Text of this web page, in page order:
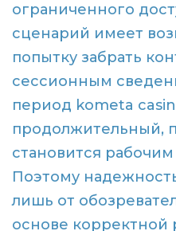
ограниченного
сценарий имеет
попытку забрать
сессионным
период kometa
продолжительный,
становится
Поэтому
лишь от
основе корректной